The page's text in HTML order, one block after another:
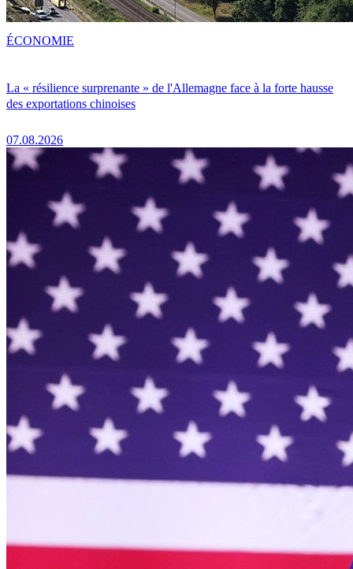
La « résilience surprenante » de l'Allemagne face à la forte hausse
des exportations chinoises
07.08.2026
ÉCONOMIE